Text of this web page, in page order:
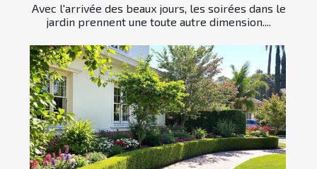
Avec l'arrivée des beaux jours, les soirées dans le
jardin prennent une toute autre dimension....